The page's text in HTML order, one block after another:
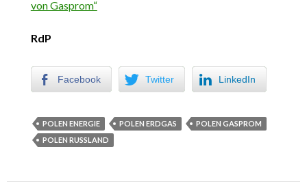
von Gasprom“
RdP
Facebook Twitter LinkedIn
POLEN ENERGIE POLEN ERDGAS
POLEN GASPROM
POLEN RUSSLAND